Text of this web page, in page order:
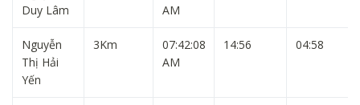
Duy Lâm
AM
Nguyễn
Thị Hải
Yến
3Km
07:42:08
AM
14:56 04:58